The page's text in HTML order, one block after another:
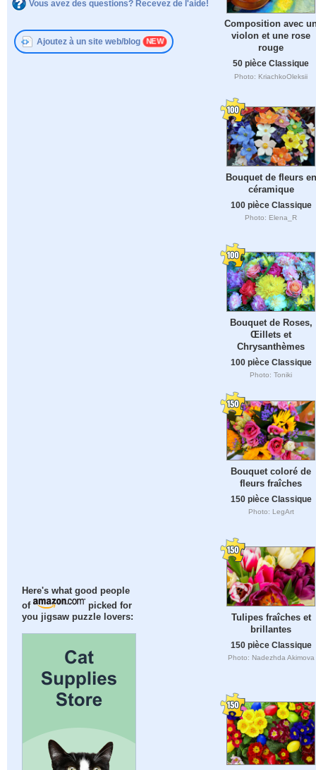
Vous avez des questions? Recevez de l'aide!
Ajoutez à un site web/blog
Here's what good people
of
picked for
you jigsaw puzzle lovers:
Composition avec
violon et une rose
rouge
50 pièce Classique
Photo: KriachkoOleksii
Bouquet de fleurs en
céramique
100 pièce Classique
Photo: Elena_R
Bouquet de Roses,
Œillets et
Chrysanthèmes
100 pièce Classique
Photo: Toniki
Bouquet coloré de
fleurs fraîches
150 pièce Classique
Photo: LegArt
Tulipes fraîches et
brillantes
150 pièce Classique
Photo: Nadezhda Akimova